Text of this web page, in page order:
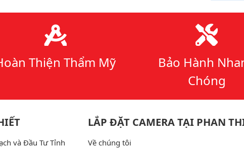
Thiện Thẩm Mỹ
Bảo Hành
Chóng
và Đầu Tư Tỉnh
LẮP ĐẶT CAMERA TẠI PHAN
Về chúng tôi